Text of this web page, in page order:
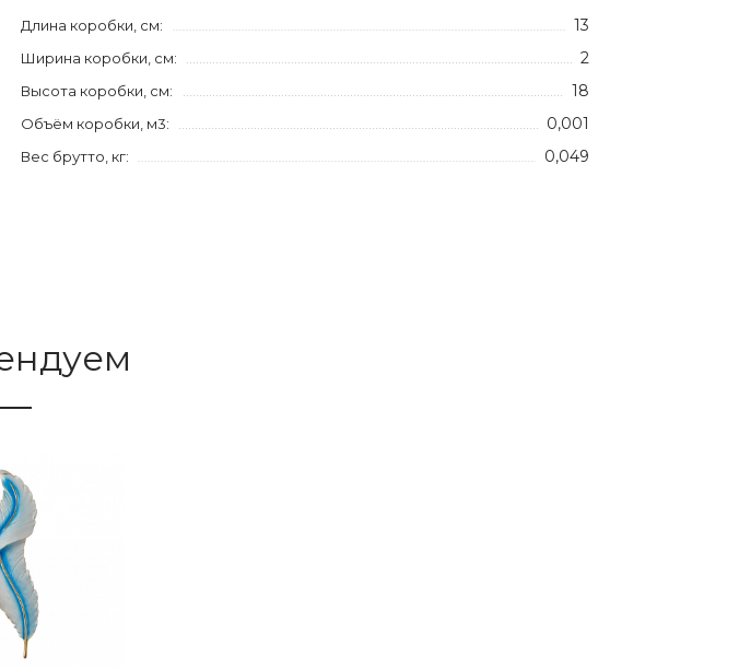
Длина коробки, см: 13
Ширина коробки, см: 2
Высота коробки, см: 18
Объём коробки, м3: 0,001
Вес брутто, кг: 0,049